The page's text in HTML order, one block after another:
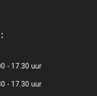
- 17.30 uur
- 17.30 uur